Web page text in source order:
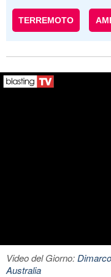
TERREMOTO
Video del Giorno:
Australia